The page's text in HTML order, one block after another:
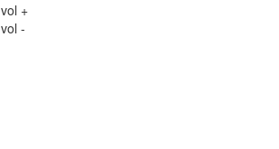
vol +
vol -